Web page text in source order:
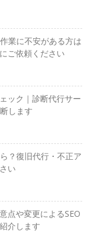
業に不安がある方は
ご依頼ください
ック｜診断代行サー
します
？復旧代行・不正ア
い
点や変更によるSEO
介します